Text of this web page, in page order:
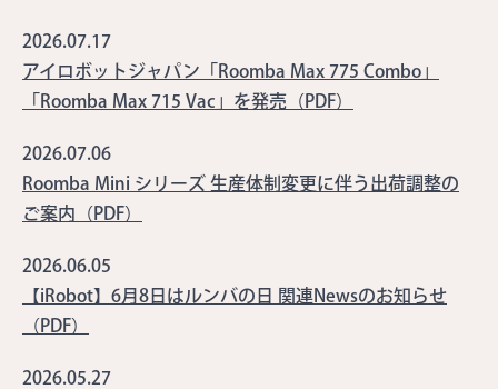
2026.07.17
アイロボットジャパン「Roomba Max 775 Combo」
「Roomba Max 715 Vac」を発売（PDF）
2026.07.06
Roomba Mini シリーズ 生産体制変更に伴う出荷調整の
ご案内（PDF）
2026.06.05
【iRobot】6月8日はルンバの日 関連Newsのお知らせ
（PDF）
2026.05.27